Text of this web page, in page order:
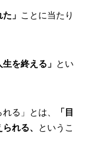
」 ことに当たり
生を終える」 とい
る」とは、
「目
れる、
というこ